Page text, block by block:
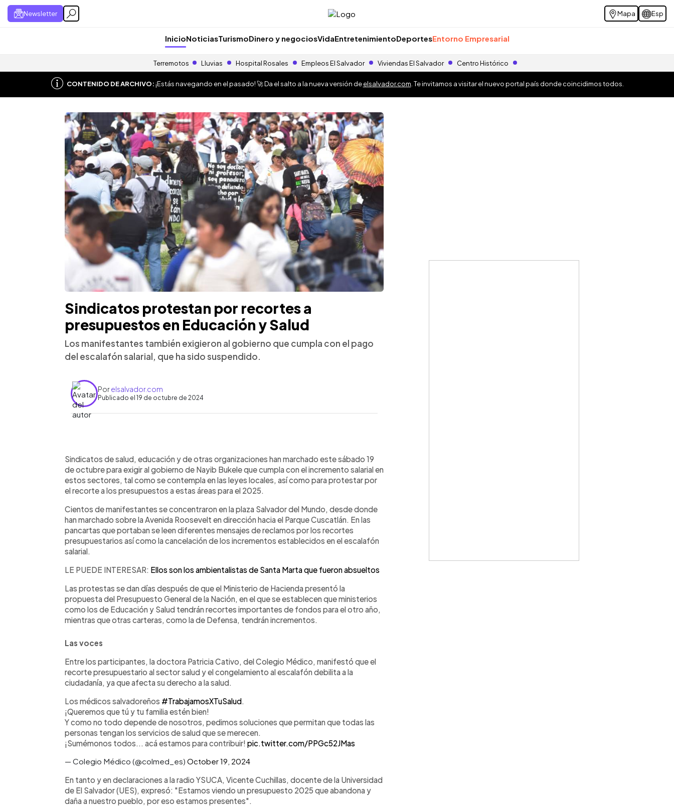
Newsletter Mapa Esp
InicioNoticiasTurismoDinero y negociosVidaEntretenimientoDeportesEntorno Empresarial
Terremotos Lluvias Hospital Rosales Empleos El Salvador Viviendas El Salvador Centro Histórico
CONTENIDO DE ARCHIVO:¡Estás navegando en el pasado! 🚀 Da el salto a la nueva versión deelsalvador.com . Te invitamos a visitar el nuevo portal país donde coincidimos todos.
Sindicatos protestan por recortes a
presupuestos en Educación y Salud
Los manifestantes también exigieron al gobierno que cumpla con el pago
del escalafón salarial, que ha sido suspendido.
Porelsalvador.com
Publicado el 19 de octubre de 2024
Escuchar artículo
Sindicatos de salud, educación y de otras organizaciones han marchado este sábado 19
de octubre para exigir al gobierno de Nayib Bukele que cumpla con el incremento salarial en
estos sectores, tal como se contempla en las leyes locales, así como para protestar por
el recorte a los presupuestos a estas áreas para el 2025.
Cientos de manifestantes se concentraron en la plaza Salvador del Mundo, desde donde
han marchado sobre la Avenida Roosevelt en dirección hacia el Parque Cuscatlán. En las
pancartas que portaban se leen diferentes mensajes de reclamos por los recortes
presupuestarios así como la cancelación de los incrementos establecidos en el escalafón
salarial.
LE PUEDE INTERESAR: Ellos son los ambientalistas de Santa Marta que fueron absueltos
Las protestas se dan días después de que el Ministerio de Hacienda presentó la
propuesta del Presupuesto General de la Nación, en el que se establecen que ministerios
como los de Educación y Salud tendrán recortes importantes de fondos para el otro año,
mientras que otras carteras, como la de Defensa, tendrán incrementos.
Las voces
Entre los participantes, la doctora Patricia Cativo, del Colegio Médico, manifestó que el
recorte presupuestario al sector salud y el congelamiento al escalafón debilita a la
ciudadanía, ya que afecta su derecho a la salud.
Los médicos salvadoreños #TrabajamosXTuSalud
¡Queremos que tú y tu familia estén bien!
Y como no todo depende de nosotros, pedimos soluciones que permitan que todas las
personas tengan los servicios de salud que se merecen.
¡Sumémonos todos... acá estamos para contribuir! pic.twitter.com/PPGc52JMas
— Colegio Médico (@colmed_es) October 19, 2024
En tanto y en declaraciones a la radio YSUCA, Vicente Cuchillas, docente de la Universidad
de El Salvador (UES), expresó: "Estamos viendo un presupuesto 2025 que abandona y
daña a nuestro pueblo, por eso estamos presentes".